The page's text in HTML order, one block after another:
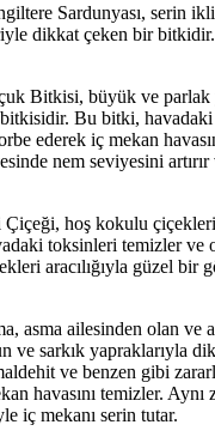
Sardunyası, serin
dikkat çeken bir
Bitkisi, büyük ve parlak
bitkisidir. Bu bitki,
ederek iç mekan
nem seviyesini
Çiçeği, hoş kokulu
toksinleri temizler ve
aracılığıyla güzel bir
asma ailesinden olan ve
ve sarkık yapraklarıyla
ve benzen gibi
havasını temizler. Aynı
iç mekanı serin tutar.